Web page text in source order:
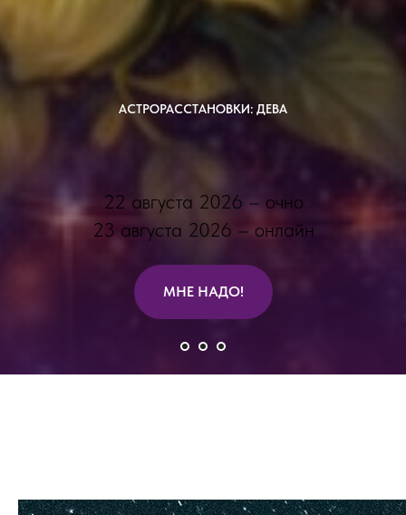
АСТРОРАССТАНОВКИ: ДЕВА
22 августа 2026 – очно
23 августа 2026 – онлайн
МНЕ НАДО!